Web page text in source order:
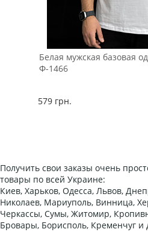
Белая мужская базовая
Ф-1466
579 грн.
Получить свои заказы очень
товары по всей Украине:
Киев, Харьков, Одесса, Львов,
Николаев, Мариуполь, Винница,
Черкассы, Сумы, Житомир,
Бровары, Борисполь, Кременчуг и